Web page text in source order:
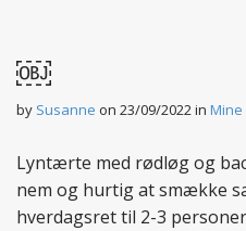
￼
by Susanne on 23/09/2022in
Lyntærte med rødløg og
nem og hurtig at smække
hverdagsret til 2-3